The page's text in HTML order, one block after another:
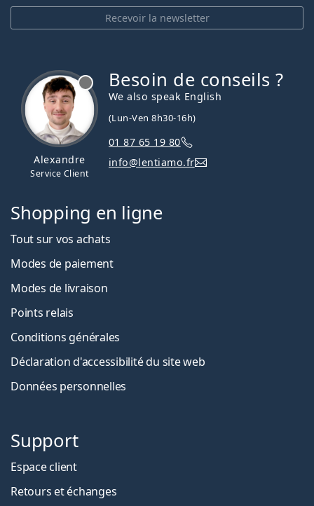
Recevoir la newsletter
Alexandre
Service Client
Besoin de conseils ?
We also speak English
(Lun-Ven 8h30-16h)
01 87 65 19 80
info@lentiamo.fr
Shopping en ligne
Tout sur vos achats
Modes de paiement
Modes de livraison
Points relais
Conditions générales
Déclaration d'accessibilité du site web
Données personnelles
Support
Espace client
Retours et échanges